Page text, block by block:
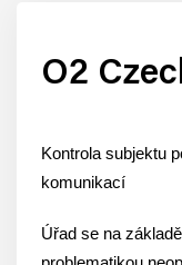
O2
Kontrola subjektu
komunikací
Úřad se na